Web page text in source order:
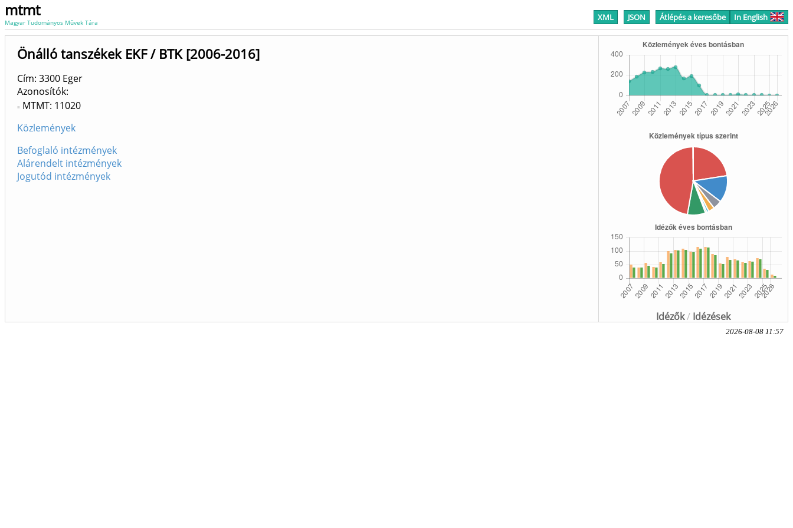
mtmt
Magyar Tudományos Művek Tára XML JSON Átlépés a keresőbe In English
Idézők/ Idézések
Önálló tanszékek EKF / BTK [2006-2016]
Cím: 3300 Eger
Azonosítók
MTMT: 11020
Közlemények
Befoglaló intézmények
Alárendelt intézmények
Jogutód intézmények
2026-08-08 11:57